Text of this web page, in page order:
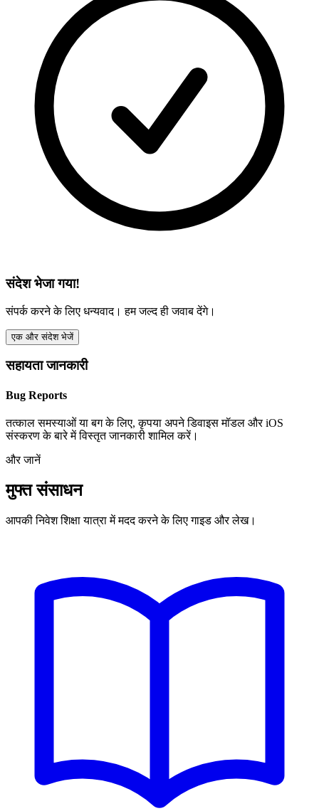
संदेश भेजा गया!
संपर्क करने के लिए धन्यवाद। हम जल्द ही जवाब देंगे।
एक और संदेश भेजें
सहायता जानकारी
Bug Reports
तत्काल समस्याओं या बग के लिए, कृपया अपने डिवाइस मॉडल और iOS
संस्करण के बारे में विस्तृत जानकारी शामिल करें।
और जानें
मुफ्त संसाधन
आपकी निवेश शिक्षा यात्रा में मदद करने के लिए गाइड और लेख।